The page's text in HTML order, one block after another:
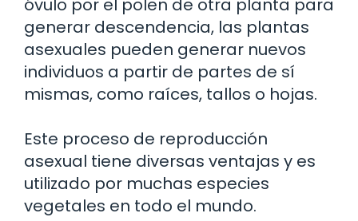
óvulo por el polen de otra planta para
generar descendencia, las plantas
asexuales pueden generar nuevos
individuos a partir de partes de sí
mismas, como raíces, tallos o hojas.
Este proceso de reproducción
asexual tiene diversas ventajas y es
utilizado por muchas especies
vegetales en todo el mundo.